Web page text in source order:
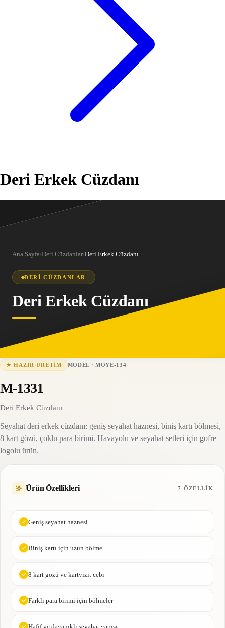
Deri Erkek Cüzdanı
Ana Sayfa/Deri Cüzdanlar/Deri Erkek Cüzdanı
DERI CÜZDANLAR
Deri Erkek Cüzdanı
★HAZIR ÜRETIM MODEL ·MOYE-134
M-1331
Deri Erkek Cüzdanı
Seyahat deri erkek cüzdanı: geniş seyahat haznesi, biniş kartı bölmesi,
8 kart gözü, çoklu para birimi. Havayolu ve seyahat setleri için gofre
logolu ürün.
Ürün Özellikleri 7 ÖZELLIK
Geniş seyahat haznesi
Biniş kartı için uzun bölme
8 kart gözü ve kartvizit cebi
Farklı para birimi için bölmeler